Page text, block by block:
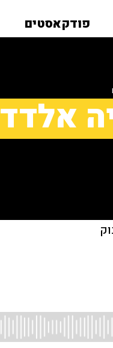
פודקאסטים
אלדד